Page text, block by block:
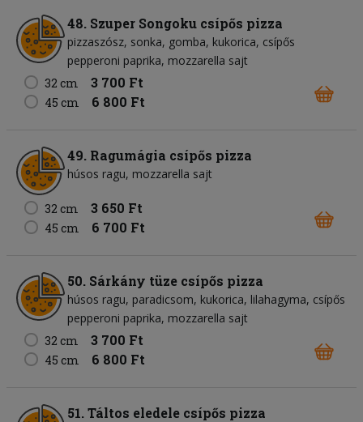
48. Szuper Songoku csípős pizza
pizzaszósz sonka gomba kukorica csípős
pepperoni paprika mozzarella sajt
32 cm
3 700 Ft
45 cm 6 800 Ft
49. Ragumágia csípős pizza
húsos ragu mozzarella sajt
32 cm 3 650 Ft
45 cm 6 700 Ft
50. Sárkány tüze csípős pizza
húsos ragu paradicsom kukorica lilahagyma csípős
pepperoni paprika mozzarella sajt
32 cm
3 700 Ft
45 cm 6 800 Ft
51. Táltos eledele csípős pizza